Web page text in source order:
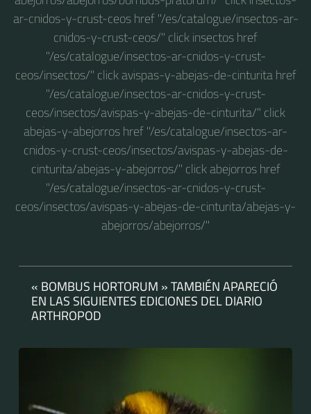
ar-cnidos-y-crust-ceos href "/es/catalogue/insectos-ar-
cnidos-y-crust-ceos/" click insectos href
"/es/catalogue/insectos-ar-cnidos-y-crust-
ceos/insectos/" click avispas-y-abejas-de-cinturita href
"/es/catalogue/insectos-ar-cnidos-y-crust-
ceos/insectos/avispas-y-abejas-de-cinturita/" click
abejas-y-abejorros href "/es/catalogue/insectos-ar-
cnidos-y-crust-ceos/insectos/avispas-y-abejas-de-
cinturita/abejas-y-abejorros/" click abejorros href
"/es/catalogue/insectos-ar-cnidos-y-crust-
ceos/insectos/avispas-y-abejas-de-cinturita/abejas-y-
abejorros/abejorros/"
« BOMBUS HORTORUM » TAMBIÉN APARECIÓ
EN LAS SIGUIENTES EDICIONES DEL DIARIO
ARTHROPOD